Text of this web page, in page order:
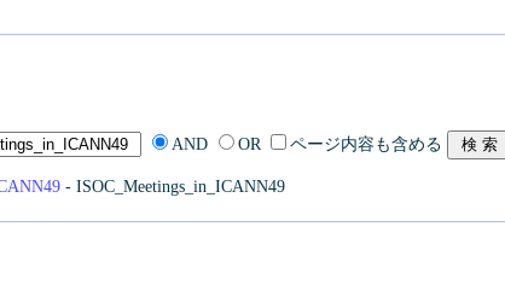
AND OR ページ内容も含める
- ISOC_Meetings_in_ICANN49